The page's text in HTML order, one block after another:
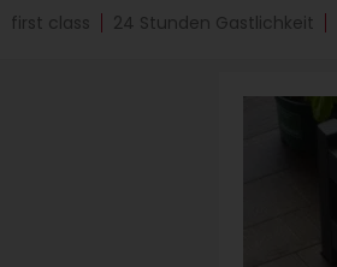
first class 24 Stunden Gastlichkeit